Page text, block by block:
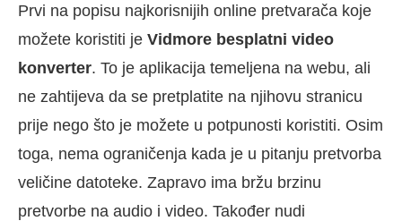
Prvi na popisu najkorisnijih online pretvarača koje
možete koristiti je Vidmore besplatni video
konverter. To je aplikacija temeljena na webu, ali
ne zahtijeva da se pretplatite na njihovu stranicu
prije nego što je možete u potpunosti koristiti. Osim
toga, nema ograničenja kada je u pitanju pretvorba
veličine datoteke. Zapravo ima bržu brzinu
pretvorbe na audio i video. Također nudi